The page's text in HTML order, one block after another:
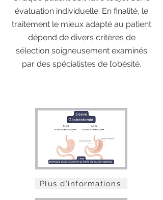
évaluation individuelle. En finalité, le
traitement le mieux adapté au patient
dépend de divers critères de
sélection soigneusement examinés
par des spécialistes de l’obésité.
Plus d'informations